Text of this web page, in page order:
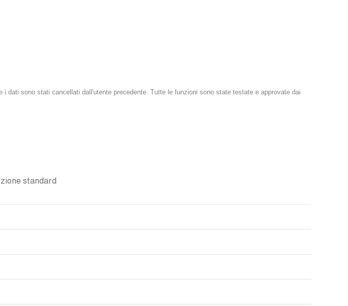
sono stati cancellati dall'utente precedente. Tutte le funzioni sono state testate e approvate dai
standard